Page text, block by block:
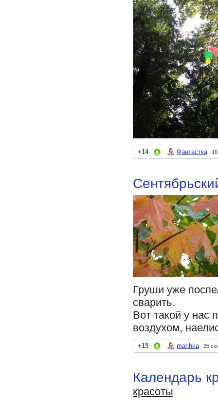
+14 Фантастка
Груши уже
сварить.
Вот такой у
воздухом,
+15 marihka 25
Календарь
красоты